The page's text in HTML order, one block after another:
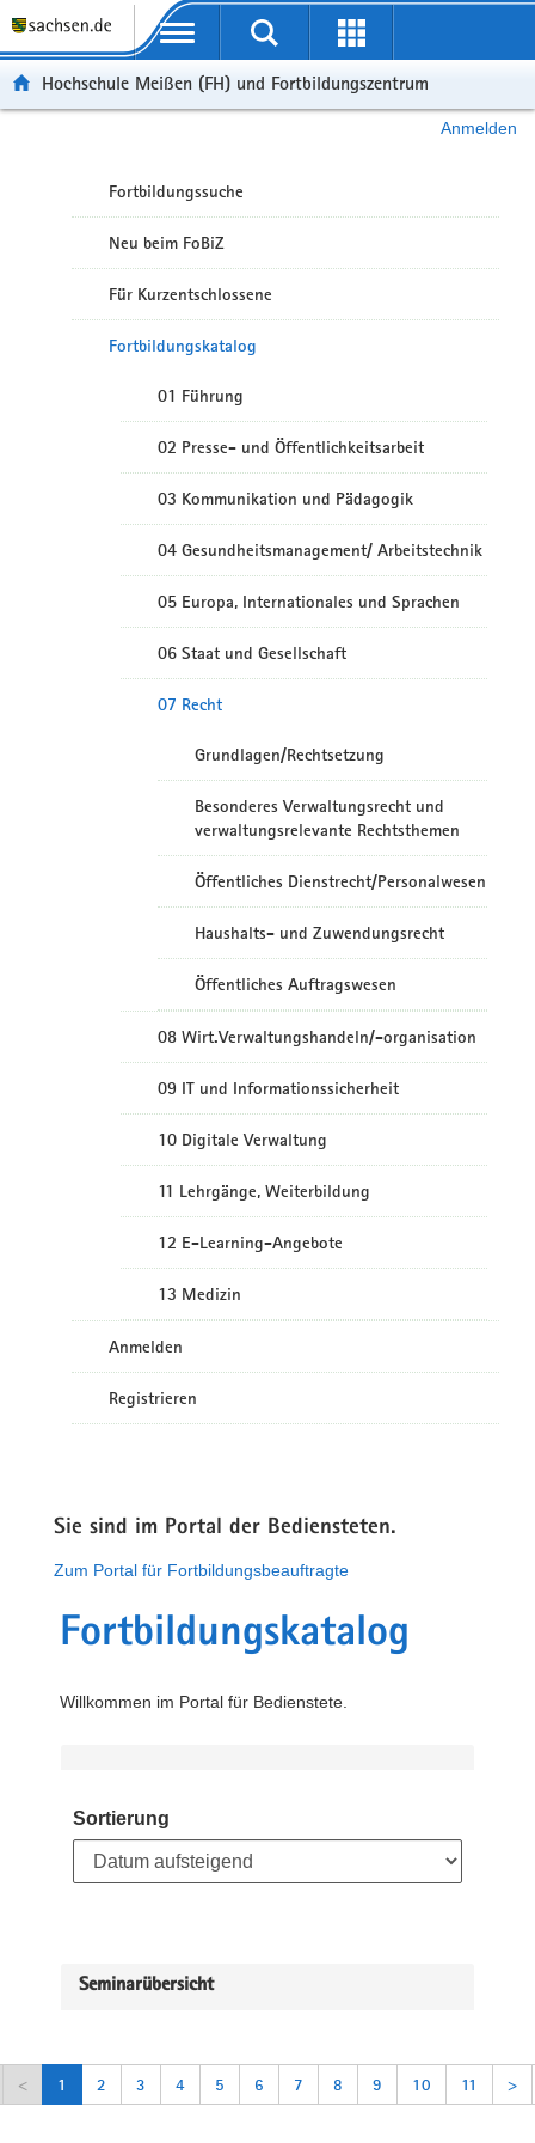
Portalübergreifende Navigation
Hochschule Meißen (FH) und Fortbildungszentrum
Anmelden
Fortbildungssuche
Neu beim FoBiZ
Für Kurzentschlossene
Fortbildungskatalog
01 Führung
02 Presse- und Öffentlichkeitsarbeit
03 Kommunikation und Pädagogik
04 Gesundheitsmanagement/ Arbeitstechnik
05 Europa, Internationales und Sprachen
06 Staat und Gesellschaft
07 Recht
Grundlagen/Rechtsetzung
Besonderes Verwaltungsrecht und
verwaltungsrelevante Rechtsthemen
Öffentliches Dienstrecht/Personalwesen
Haushalts- und Zuwendungsrecht
Öffentliches Auftragswesen
08 Wirt.Verwaltungshandeln/-organisation
09 IT und Informationssicherheit
10 Digitale Verwaltung
11 Lehrgänge, Weiterbildung
12 E-Learning-Angebote
13 Medizin
Anmelden
Registrieren
Sie sind im Portal der Bediensteten.
Zum Portal für Fortbildungsbeauftragte
Fortbildungskatalog
Willkommen im Portal für Bedienstete.
Sortierung
Seminarübersicht
< 1 2 3 4 5 6 7 8 9 10 11 >